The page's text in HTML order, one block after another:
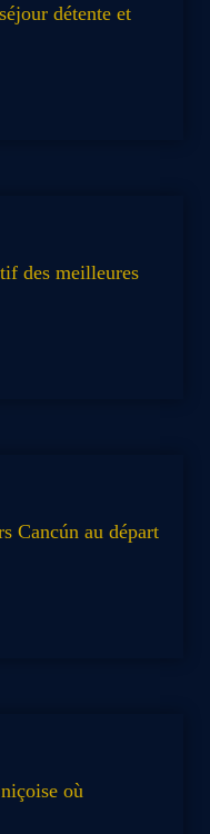
détente et
des meilleures
Cancún au départ
où